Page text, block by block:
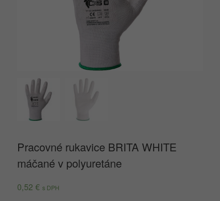
Pracovné rukavice BRITA WHITE
máčané v polyuretáne
0,52 € s DPH